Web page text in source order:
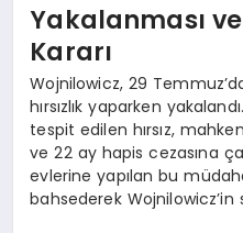
Yakalanması
Kararı
Wojnilowicz, 29
hırsızlık yaparken
tespit edilen hırsız,
ve 22 ay hapis cezasına
evlerine yapılan bu
bahsederek Wojnilowicz’in